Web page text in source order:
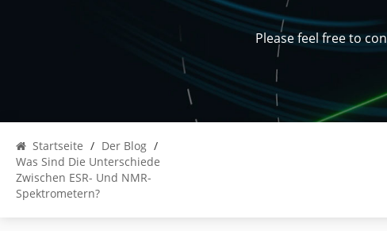
Please feel free to
Startseite / Der Blog /
Was Sind Die Unterschiede
Zwischen ESR- Und NMR-
Spektrometern?